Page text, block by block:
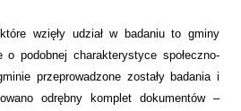
wzięły udział w badaniu to gminy
podobnej charakterystyce społeczno-
przeprowadzone zostały badania i
odrębny komplet dokumentów –